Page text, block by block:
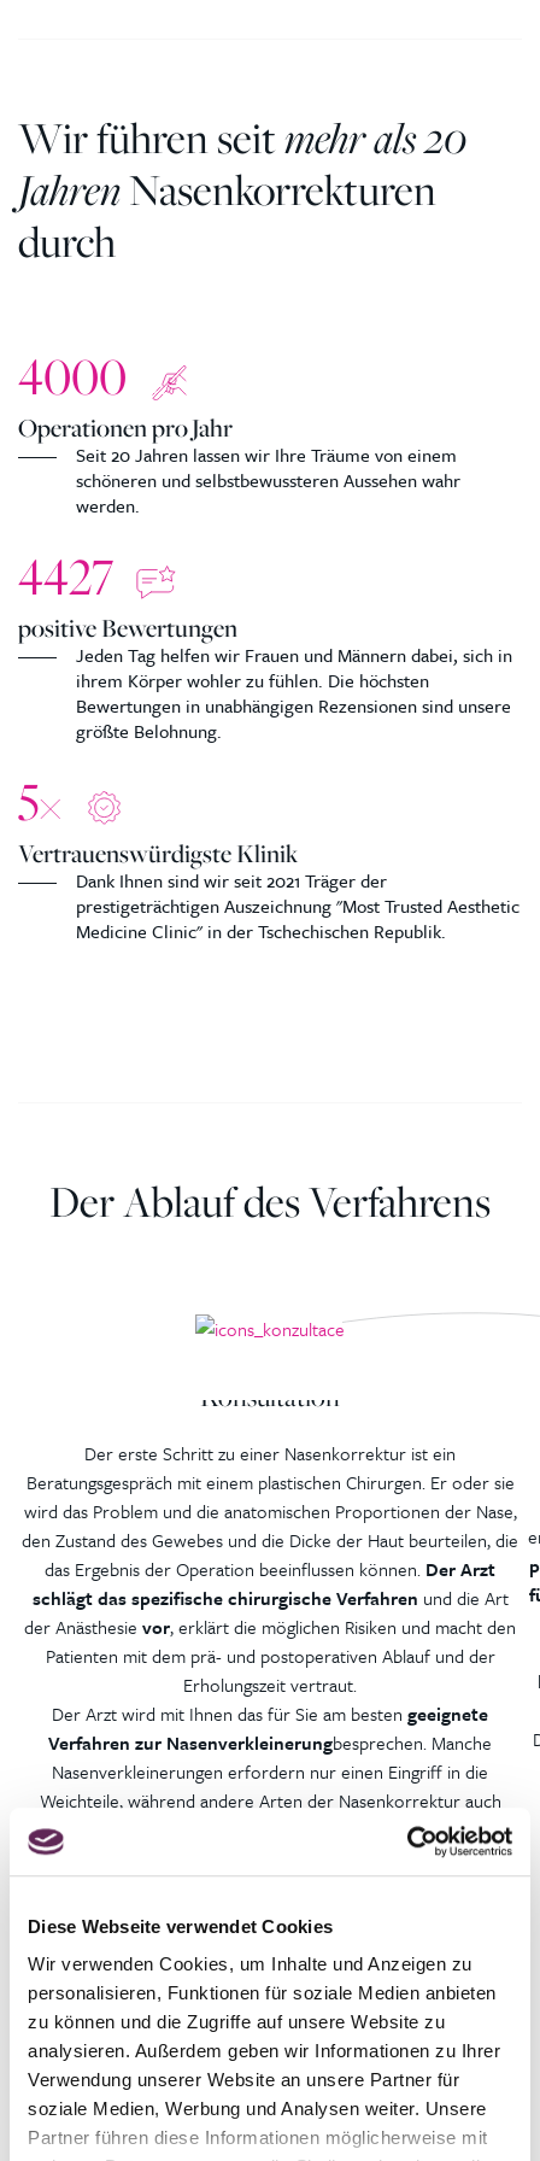
Diese Webseite verwendet Cookies
Wir verwenden Cookies, um Inhalte und Anzeigen zu
personalisieren, Funktionen für soziale Medien anbieten
zu können und die Zugriffe auf unsere Website zu
analysieren. Außerdem geben wir Informationen zu Ihrer
Verwendung unserer Website an unsere Partner für
soziale Medien, Werbung und Analysen weiter. Unsere
Partner führen diese Informationen möglicherweise mit
Wir führen seitmehr als 20
JahrenNasenkorrekturen
durch
4000
Operationen pro Jahr
Seit 20 Jahren lassen wir Ihre Träume von einem
schöneren und selbstbewussteren Aussehen wahr
werden.
4427
positive Bewertungen
Jeden Tag helfen wir Frauen und Männern dabei, sich in
ihrem Körper wohler zu fühlen. Die höchsten
Bewertungen in unabhängigen Rezensionen sind unsere
größte Belohnung.
5×
Vertrauenswürdigste Klinik
Dank Ihnen sind wir seit 2021 Träger der
prestigeträchtigen Auszeichnung "Most Trusted Aesthetic
Medicine Clinic" in der Tschechischen Republik.
Der Ablauf des Verfahrens
Konsultation
Der erste Schritt zu einer Nasenkorrektur ist ein
Beratungsgespräch mit einem plastischen Chirurgen. Er oder sie
wird das Problem und die anatomischen Proportionen der Nase,
den Zustand des Gewebes und die Dicke der Haut beurteilen, die
das Ergebnis der Operation beeinflussen können. Der Arzt
schlägt das spezifische chirurgische Verfahren und die Art
der Anästhesie vor, erklärt die möglichen Risiken und macht den
Patienten mit dem prä- und postoperativen Ablauf und der
Erholungszeit vertraut.
Der Arzt wird mit Ihnen das für Sie am besten geeignete
Verfahren zur Nasenverkleinerungbesprechen. Manche
Nasenverkleinerungen erfordern nur einen Eingriff in die
Weichteile, während andere Arten der Nasenkorrektur auch
Eingriffe an den knorpeligen und knöchernen Teilen der Nase
erfordern. Für welche Methode der Nasenkorrektur Sie sich
Einverständnis Ihres Arztes
DETAILLIERTER ABLAUF DES VERFAHRENS